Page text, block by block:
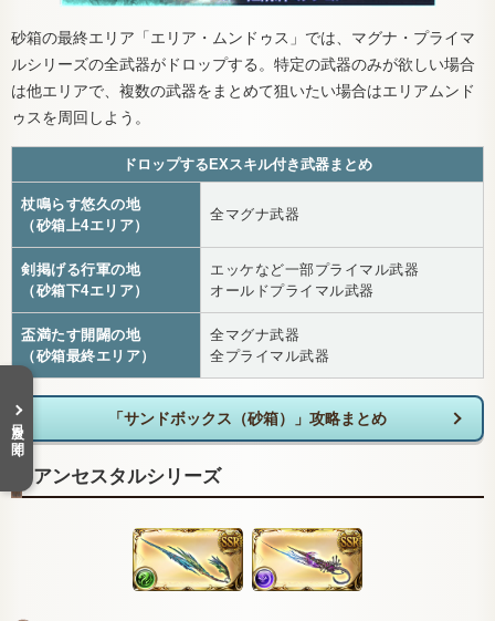
砂箱の最終エリア「エリア・ムンドゥス」では、マグナ・プライマ
ルシリーズの全武器がドロップする。特定の武器のみが欲しい場合
は他エリアで、複数の武器をまとめて狙いたい場合はエリアムンド
ゥスを周回しよう。
ドロップするEXスキル付き武器まとめ
杖鳴らす悠久の地
（砂箱上4エリア）
全マグナ武器
剣掲げる行軍の地
（砂箱下4エリア）
エッケなど一部プライマル武器
オールドプライマル武器
盃満たす開闢の地
（砂箱最終エリア）
全マグナ武器
全プライマル武器
「サンドボックス（砂箱）」攻略まとめ
アンセスタルシリーズ
目次を開く